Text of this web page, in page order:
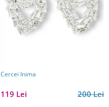
Cercei Inima
200 Lei
119 Lei